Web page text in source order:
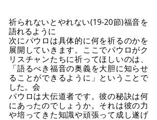
祈られないとやれない(19-20節)福音を
語れるように
次にパウロは具体的に何を祈るのかを
展開していきます。ここでパウロがク
リスチャンたちに祈ってほしいのは、
「語るべき福音の奥義を大胆に知らせ
ることができるように」ということで
した。会
パウロは大伝道者です。彼の秘訣は何
にあったのでしょうか。それは彼の力
や培ってきた知識や頑張って成し遂げ